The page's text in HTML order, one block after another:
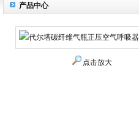
产品中心
点击放大